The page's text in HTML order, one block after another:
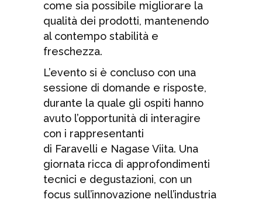
come sia possibile migliorare la
qualità dei prodotti, mantenendo
al contempo stabilità e
freschezza.
L’evento si è concluso con una
sessione di domande e risposte,
durante la quale gli ospiti hanno
avuto l’opportunità di interagire
con i rappresentanti
di Faravelli e Nagase Viita. Una
giornata ricca di approfondimenti
tecnici e degustazioni, con un
focus sull’innovazione nell’industria